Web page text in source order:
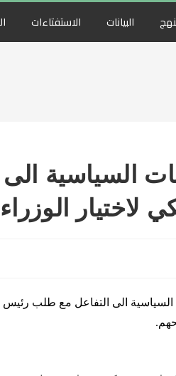
البيانات الاستفتاءات
السياسية
لاختيار
السياسية الى التفاعل مع طلب رئيس